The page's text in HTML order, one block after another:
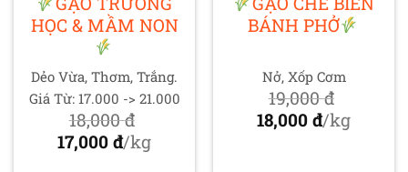
HỌC & MẦM NON
Dẻo Vừa, Thơm, Trắng.
Giá Từ: 17.000 -> 21.000
18,000đ
Giá
17,000 đ/kg
BÁNH PHỞ
Nở, Xốp Cơm
19,000đ
Giá
18,000 đ/kg